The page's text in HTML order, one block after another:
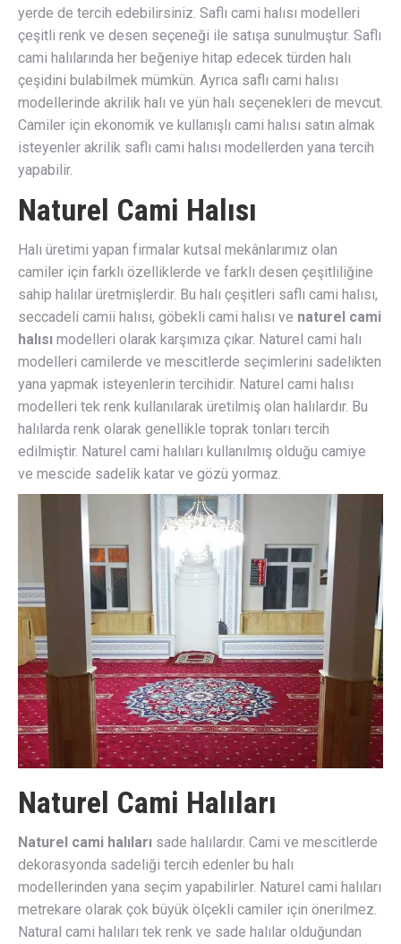
yerde de tercih edebilirsiniz. Saflı cami halısı modelleri
çeşitli renk ve desen seçeneği ile satışa sunulmuştur. Saflı
cami halılarında her beğeniye hitap edecek türden halı
çeşidini bulabilmek mümkün. Ayrıca saflı cami halısı
modellerinde akrilik halı ve yün halı seçenekleri de mevcut.
Camiler için ekonomik ve kullanışlı cami halısı satın almak
isteyenler akrilik saflı cami halısı modellerden yana tercih
yapabilir.
Naturel Cami Halısı
Halı üretimi yapan firmalar kutsal mekânlarımız olan
camiler için farklı özelliklerde ve farklı desen çeşitliliğine
sahip halılar üretmişlerdir. Bu halı çeşitleri saflı cami halısı,
seccadeli camii halısı, göbekli cami halısı ve naturel cami
halısı modelleri olarak karşımıza çıkar. Naturel cami halı
modelleri camilerde ve mescitlerde seçimlerini sadelikten
yana yapmak isteyenlerin tercihidir. Naturel cami halısı
modelleri tek renk kullanılarak üretilmiş olan halılardır. Bu
halılarda renk olarak genellikle toprak tonları tercih
edilmiştir. Naturel cami halıları kullanılmış olduğu camiye
ve mescide sadelik katar ve gözü yormaz.
Naturel Cami Halıları
Naturel cami halıları sade halılardır. Cami ve mescitlerde
dekorasyonda sadeliği tercih edenler bu halı
modellerinden yana seçim yapabilirler. Naturel cami halıları
metrekare olarak çok büyük ölçekli camiler için önerilmez.
Natural cami halıları tek renk ve sade halılar olduğundan